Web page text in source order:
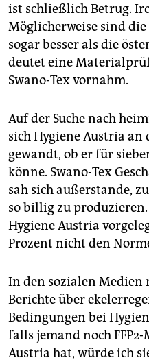
ist schließlich Betrug.
Möglicherweise sind
sogar besser als die
deutet eine
Swano-Tex vornahm.
Auf der Suche nach
sich Hygiene Austria
gewandt, ob er für
könne. Swano-Tex
sah sich außerstande,
so billig zu
Hygiene Austria
Prozent nicht den
In den sozialen Medien
Berichte über
Bedingungen bei
falls jemand noch
Austria hat, würde ich